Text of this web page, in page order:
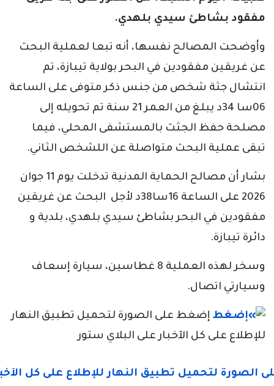
مفقود بشاطئ سيدي بلهدي.
وأوضحت المصالح نفسها، أنه تبعا لعملية البحث
عن غريقين مفقودين في البحر بولاية تيبازة، تم
انتشال جثة شخص من جنس ذكر متوفى على الساعة
06سا 34د يبلغ من العمر 21 سنة تم تحويله إلى
مصلحة حفظ الجثث بالمستشفى المحلي، فيما
تبقى عملية البحث متواصلة عن اللشخص الثاني.
بشار أن مصالح الحماية المدنية تدخلت يوم 11 جوان
2026 على الساعة 16سا38د لأجل البحث عن غريقين
مفقودين في البحر بشاطئ سيدي بلهدي، بلدية و
دائرة تيبازة.
وسخر لهذه العملية 8 غطاسين، سيارة إسعاف
وسيارتي اتصال.
إضغط على الصورة لتحميل تطبيق النهار
للإطلاع على كل الآخبار على البلاي ستور